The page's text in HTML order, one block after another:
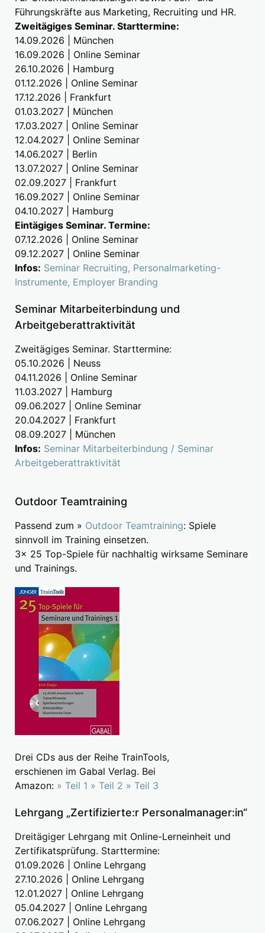
Führungskräfte aus Marketing, Recruiting und HR.
Zweitägiges Seminar. Starttermine:
14.09.2026 | München
16.09.2026 | Online Seminar
26.10.2026 | Hamburg
01.12.2026 | Online Seminar
17.12.2026 | Frankfurt
01.03.2027 | München
17.03.2027 | Online Seminar
12.04.2027 | Online Seminar
14.06.2027 | Berlin
13.07.2027 | Online Seminar
02.09.2027 | Frankfurt
16.09.2027 | Online Seminar
04.10.2027 | Hamburg
Eintägiges Seminar. Termine:
07.12.2026 | Online Seminar
09.12.2027 | Online Seminar
Infos: Seminar Recruiting, Personalmarketing-
Instrumente, Employer Branding
Seminar Mitarbeiterbindung und
Arbeitgeberattraktivität
Zweitägiges Seminar. Starttermine:
05.10.2026 | Neuss
04.11.2026 | Online Seminar
11.03.2027 | Hamburg
09.06.2027 | Online Seminar
20.04.2027 | Frankfurt
08.09.2027 | München
Infos: Seminar Mitarbeiterbindung / Seminar
Arbeitgeberattraktivität
Outdoor Teamtraining
Passend zum » Outdoor Teamtraining: Spiele
sinnvoll im Training einsetzen.
3x 25 Top-Spiele für nachhaltig wirksame Seminare
und Trainings.
Drei CDs aus der Reihe TrainTools,
erschienen im Gabal Verlag. Bei
Amazon: » Teil 1 » Teil 2 » Teil 3
Lehrgang „Zertifizierte:r Personalmanager:in“
Dreitägiger Lehrgang mit Online-Lerneinheit und
Zertifikatsprüfung. Starttermine:
01.09.2026 | Online Lehrgang
27.10.2026 | Online Lehrgang
12.01.2027 | Online Lehrgang
05.04.2027 | Online Lehrgang
07.06.2027 | Online Lehrgang